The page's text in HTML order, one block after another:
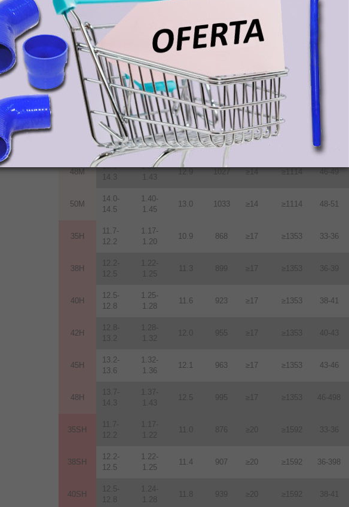
35M
11.7-
1.17-
33-36
38M
12.2-
12.5
1.22-
1.25
11.3 899 ≥14
40M
12.5-
12.8
1.25-
1.28
11.6 923 ≥14 ≥1114 38-410
12.8-
13.2
1.28-
1.32
12.0 955 ≥14
13.2-
13.8
1.32-
1.38
12.5 955 ≥14
48M
13.6-
14.3
1.36-
1.43
12.9 1027 ≥14 ≥1114 46-49
50M
14.0-
14.5
1.40-
1.45
13.0 1033 ≥14 ≥1114 48-51
35H
11.7-
12.2
1.17-
1.20
10.9 868 ≥17 ≥1353 33-36
38H
12.2-
12.5
1.22-
1.25
11.3 899 ≥17 ≥1353 36-39
40H
12.5-
12.8
1.25-
1.28
11.6 923 ≥17 ≥1353 38-41
42H
12.8-
13.2
1.28-
1.32
12 0 955 ≥17 ≥1353 40-43
45H
13.2-
13.6
1.32-
1.36
12.1 963 ≥17 ≥1353 43-46
48H
13.7-
14.3
1.37-
1.43
12.5 995 ≥17 ≥1353 46-498
35SH
11.7-
12.2
1.17-
1.22
11.0 876 ≥20 ≥1592 33-36
38SH
12.2-
12.5
1.22-
1.25
11.4 907 ≥20 ≥1592 36-398
40SH
12.5-
12.8
1.24-
1.28
11.8 939 ≥20 ≥1592 38-41